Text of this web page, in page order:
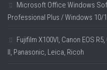
Microsoft Office Windows
Professional Plus / Windows 10/
Fujifilm X100VI, Canon EOS
II, Panasonic, Leica, Ricoh